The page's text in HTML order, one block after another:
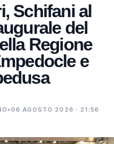
Schifani al
del
Regione
e
• 06 AGOSTO 2026 · 21:56